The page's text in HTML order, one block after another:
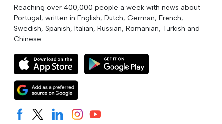
Reaching over 400,000 people a week with news about
Portugal, written in English, Dutch, German, French,
Swedish, Spanish, Italian, Russian, Romanian, Turkish and
Chinese.